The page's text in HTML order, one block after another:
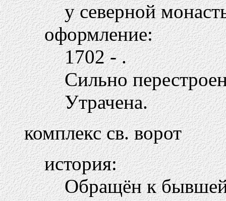
у северной
оформление:
1702 - .
Сильно
Утрачена.
комплекс св. ворот
история:
Обращён к